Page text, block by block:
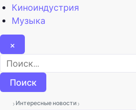
Киноиндустрия
Музыка
×
Найти:
› Интересные новости ›